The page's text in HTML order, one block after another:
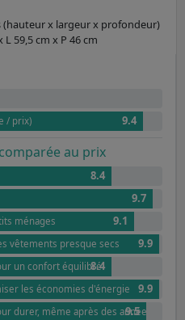
(hauteur x largeur x profondeur)
L 59,5 cm x P 46 cm
/ prix)
9.4
au prix
8.4
9.7
ménages 9.1
vêtements presque secs 9.9
un confort équilibré
8.4
les économies d'énergie 9.9
durer, même après des années
9.5